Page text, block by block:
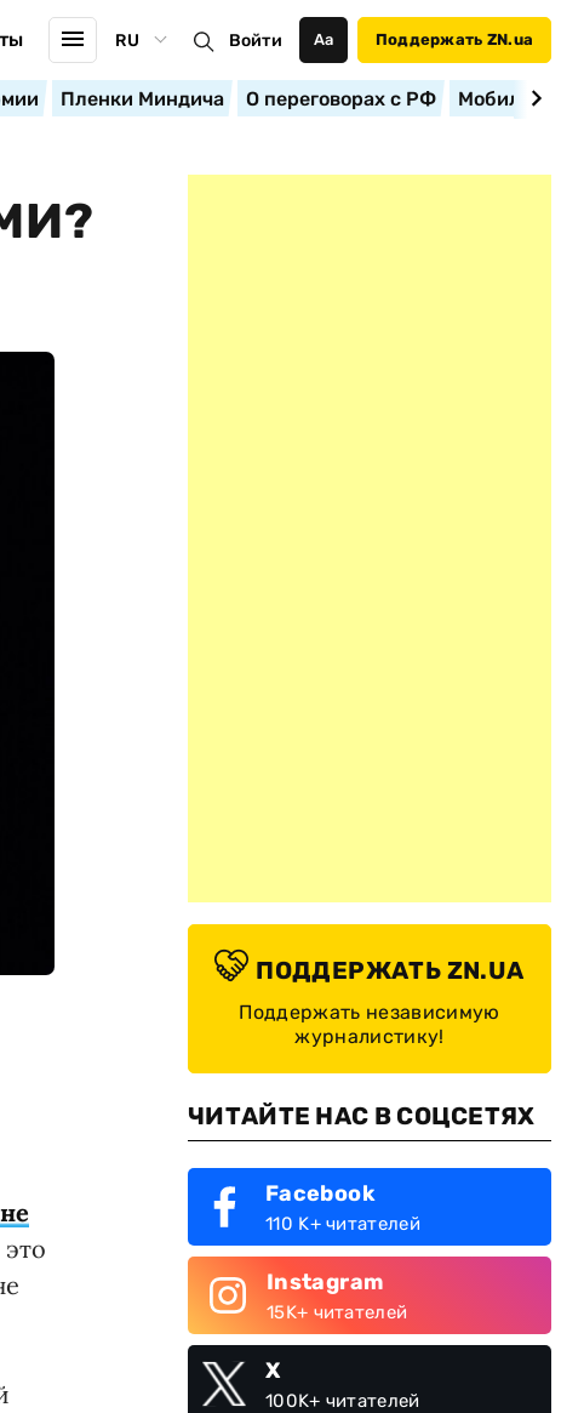
RU Войти Аа Поддержать ZN.ua
Пленки Миндича О переговорах с РФ
ПОДДЕРЖАТЬ ZN.UA
Поддержать независимую
журналистику!
ЧИТАЙТЕ НАС В СОЦСЕТЯХ
Facebook
110 K+ читателей
Instagram
15K+ читателей
X
100K+ читателей